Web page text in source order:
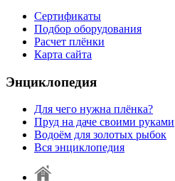
Сертификаты
Подбор оборудования
Расчет плёнки
Карта сайта
Энциклопедия
Для чего нужна плёнка?
Пруд на даче своими руками
Водоём для золотых рыбок
Вся энциклопедия